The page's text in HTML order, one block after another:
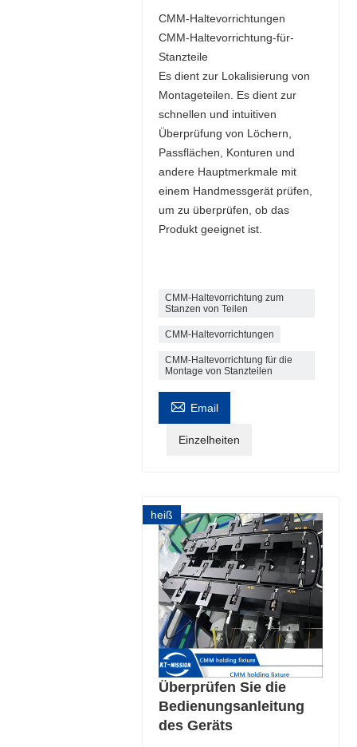
CMM-Haltevorrichtungen
CMM-Haltevorrichtung-für-
Stanzteile
Es dient zur Lokalisierung von
Montageteilen. Es dient zur
schnellen und intuitiven
Überprüfung von Löchern,
Passflächen, Konturen und
andere Hauptmerkmale mit
einem Handmessgerät prüfen,
um zu überprüfen, ob das
Produkt geeignet ist.
CMM-Haltevorrichtung zum
Stanzen von Teilen
CMM-Haltevorrichtungen
CMM-Haltevorrichtung für die
Montage von Stanzteilen
 Email
Einzelheiten
heiß
Überprüfen Sie die
Bedienungsanleitung
des Geräts